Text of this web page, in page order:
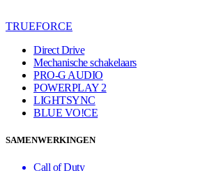
TRUEFORCE
Direct Drive
Mechanische schakelaars
PRO-G AUDIO
POWERPLAY 2
LIGHTSYNC
BLUE VO!CE
SAMENWERKINGEN
Call of Duty